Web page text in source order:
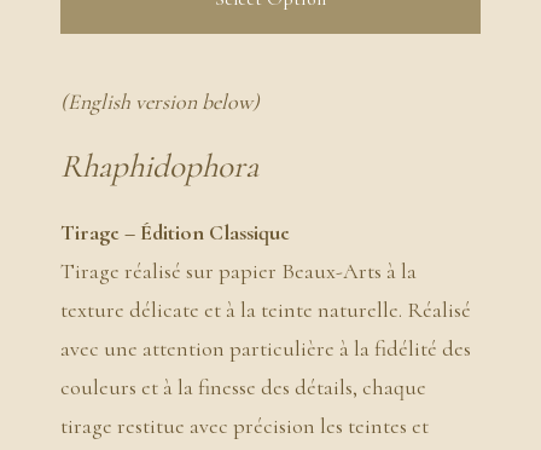
(English version below)
Rhaphidophora
Tirage – Édition Classique
Tirage réalisé sur papier Beaux-Arts à la
texture délicate et à la teinte naturelle. Réalisé
avec une attention particulière à la fidélité des
couleurs et à la finesse des détails, chaque
tirage restitue avec précision les teintes et